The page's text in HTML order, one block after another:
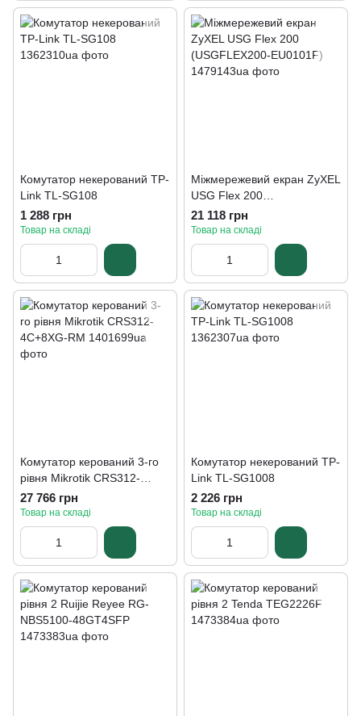
Комутатор некерований TP-
Link TL-SG108
1 288 грн
Товар на складі
Міжмережевий екран ZyXEL
USG Flex 200
(USGFLEX200-EU0101F)
21 118 грн
Товар на складі
Комутатор керований 3-го
рівня Mikrotik CRS312-
4C+8XG-RM
27 766 грн
Товар на складі
Комутатор некерований TP-
Link TL-SG1008
2 226 грн
Товар на складі